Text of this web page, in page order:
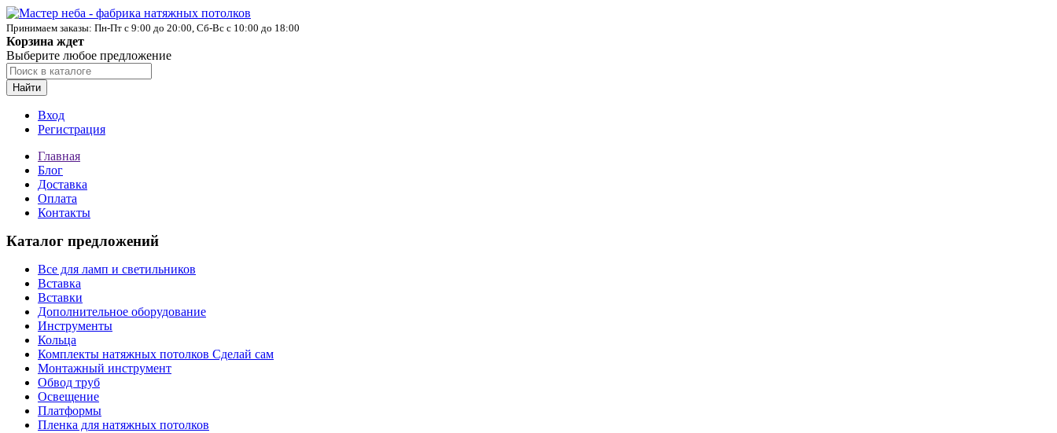
Принимаем заказы: Пн-Пт с 9:00 до 20:00, Сб-Вс с 10:00 до 18:00
Корзина ждет
Выберите любое предложение
Найти
Вход
Регистрация
Главная
Блог
Доставка
Оплата
Контакты
Каталог предложений
Все для ламп и светильников
Вставка
Вставки
Дополнительное оборудование
Инструменты
Кольца
Комплекты натяжных потолков Сделай сам
Монтажный инструмент
Обвод труб
Освещение
Платформы
Пленка для натяжных потолков